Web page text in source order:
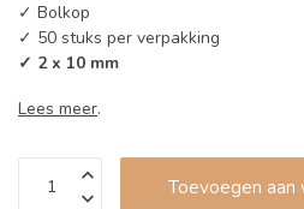
✓ Bolkop
✓ 50 stuks per verpakking
✓ 2 x 10 mm
Lees meer.
Toevoegen aan